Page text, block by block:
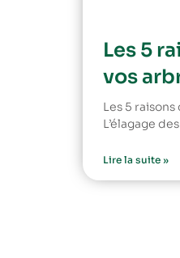
Les 5
vos
Les 5
L’élagage
Lire la suite »